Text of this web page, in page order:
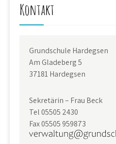
Kontakt
Grundschule Hardegsen
Am Gladeberg 5
37181 Hardegsen
Sekretärin – Frau Beck
Tel 05505 2430
Fax 05505 959873